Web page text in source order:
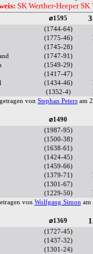
SK Werther-Heeper
⌀1595
(1744-64)
(1775-46)
(1745-28)
(1747-91)
(1549-29)
(1417-47)
(1434-46)
(1352-4)
von Stephan Peters am
⌀1490
(1987-95)
(1500-38)
(1638-61)
(1424-45)
(1459-66)
(1379-71)
(1301-67)
(1229-50)
von Wolfgang Simonam
⌀1369
(1727-45)
(1437-32)
(1301-24)